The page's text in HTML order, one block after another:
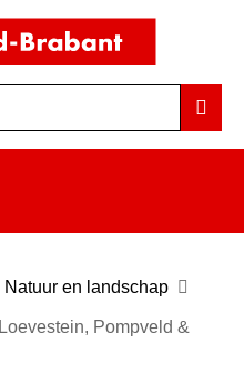
Ga
de
inhoud
Natuur en landschap
Loevestein, Pompveld &